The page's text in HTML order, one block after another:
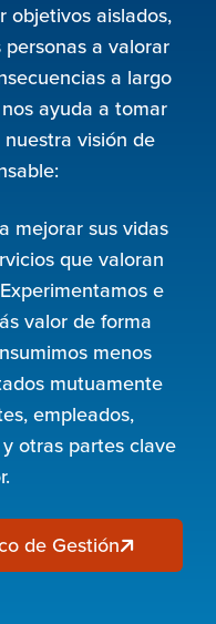
objetivos aislados,
a valorar
a largo
ayuda a tomar
visión de
mejorar sus vidas
que valoran
e
valor de forma
menos
mutuamente
empleados,
otras partes clave
de Gestión